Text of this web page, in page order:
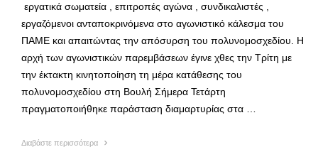
εργατικά σωματεία , επιτροπές αγώνα , συνδικαλιστές ,
εργαζόμενοι ανταποκρινόμενα στο αγωνιστικό κάλεσμα του
ΠΑΜΕ και απαιτώντας την απόσυρση του πολυνομοσχεδίου. Η
αρχή των αγωνιστικών παρεμβάσεων έγινε χθες την Τρίτη με
την έκτακτη κινητοποίηση τη μέρα κατάθεσης του
πολυνομοσχεδίου στη Βουλή Σήμερα Τετάρτη
πραγματοποιήθηκε παράσταση διαμαρτυρίας στα …
Διαβάστε περισσότερα